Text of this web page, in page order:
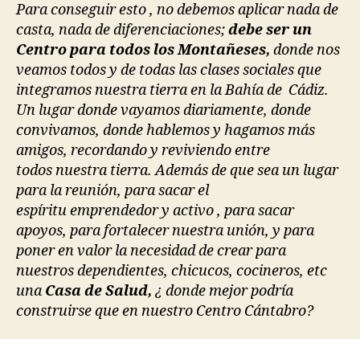
Para conseguir esto , no debemos aplicar nada de
casta, nada de diferenciaciones;debe ser un
Centro para todos los Montañeses, donde nos
veamos todos y de todas las clases sociales que
integramos nuestra tierra en la Bahía de Cádiz.
Un lugar donde vayamos diariamente, donde
convivamos, donde hablemos y hagamos más
amigos, recordando y reviviendo entre
todos nuestra tierra. Además de que sea un lugar
para la reunión, para sacar el
espíritu emprendedor y activo , para sacar
apoyos, para fortalecer nuestra unión, y para
poner en valor la necesidad de crear para
nuestros dependientes, chicucos, cocineros, etc
una Casa de Salud, ¿ donde mejor podría
construirse que en nuestro Centro Cántabro?